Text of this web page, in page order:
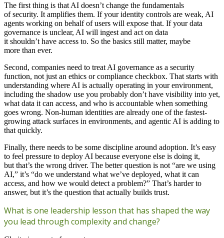
The first thing is that AI doesn’t change the fundamentals
of security. It amplifies them. If your identity controls are weak, AI
agents working on behalf of users will expose that. If your data
governance is unclear, AI will ingest and act on data
it shouldn’t have access to. So the basics still matter, maybe
more than ever.
Second, companies need to treat AI governance as a security
function, not just an ethics or compliance checkbox. That starts with
understanding where AI is actually operating in your environment,
including the shadow use you probably don’t have visibility into yet,
what data it can access, and who is accountable when something
goes wrong. Non-human identities are already one of the fastest-
growing attack surfaces in environments, and agentic AI is adding to
that quickly.
Finally, there needs to be some discipline around adoption. It’s easy
to feel pressure to deploy AI because everyone else is doing it,
but that’s the wrong driver. The better question is not “are we using
AI,” it’s “do we understand what we’ve deployed, what it can
access, and how we would detect a problem?” That’s harder to
answer, but it’s the question that actually builds trust.
What is one leadership lesson that has shaped the way
you lead through complexity and change?